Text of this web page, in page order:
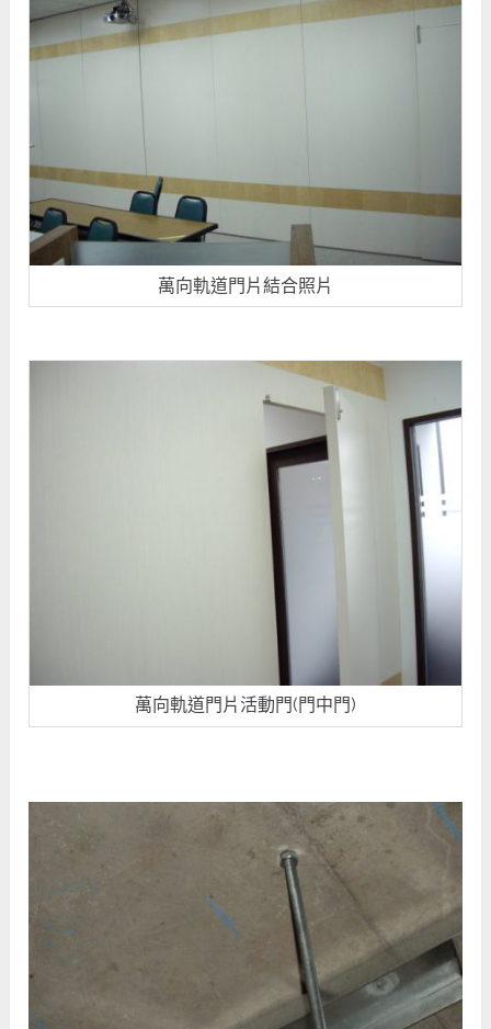
萬向軌道門片結合照片
萬向軌道門片活動門(門中門)